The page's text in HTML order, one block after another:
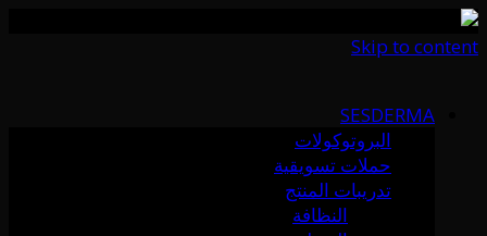
Skip to content
SESDERMA
البروتوكولات
حملات تسويقية
تدريبات المنتج
النظافة